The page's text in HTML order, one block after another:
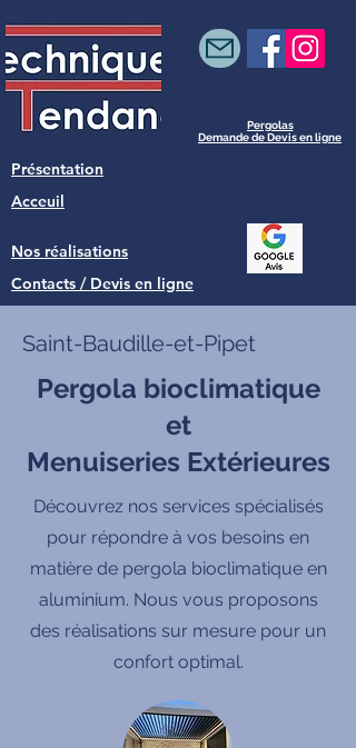
Demande de Devis en ligne
Pergolas
Présentation
Nos réalisations
Contacts / Devis en ligne
Acceuil
Saint-Baudille-et-Pipet
Pergola bioclimatique
et
Menuiseries Extérieures
Découvrez nos services spécialisés
pour répondre à vos besoins en
matière de pergola bioclimatique en
aluminium. Nous vous proposons
des réalisations sur mesure pour un
confort optimal.